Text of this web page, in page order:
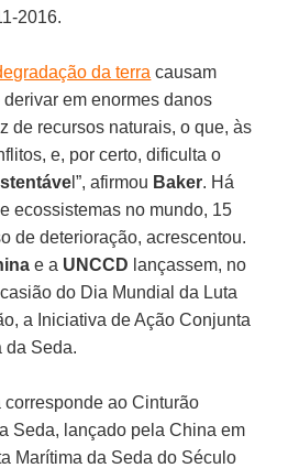
2016.
da terra causam
em enormes danos
de recursos naturais, o que, às
e, por certo, dificulta o
l”, afirmou Baker. Há
ecossistemas no mundo, 15
de deterioração, acrescentou.
e a UNCCD lançassem, no
do Dia Mundial da Luta
a Iniciativa de Ação Conjunta
da Seda.
ao Cinturão
Seda, lançado pela China em
Marítima da Seda do Século